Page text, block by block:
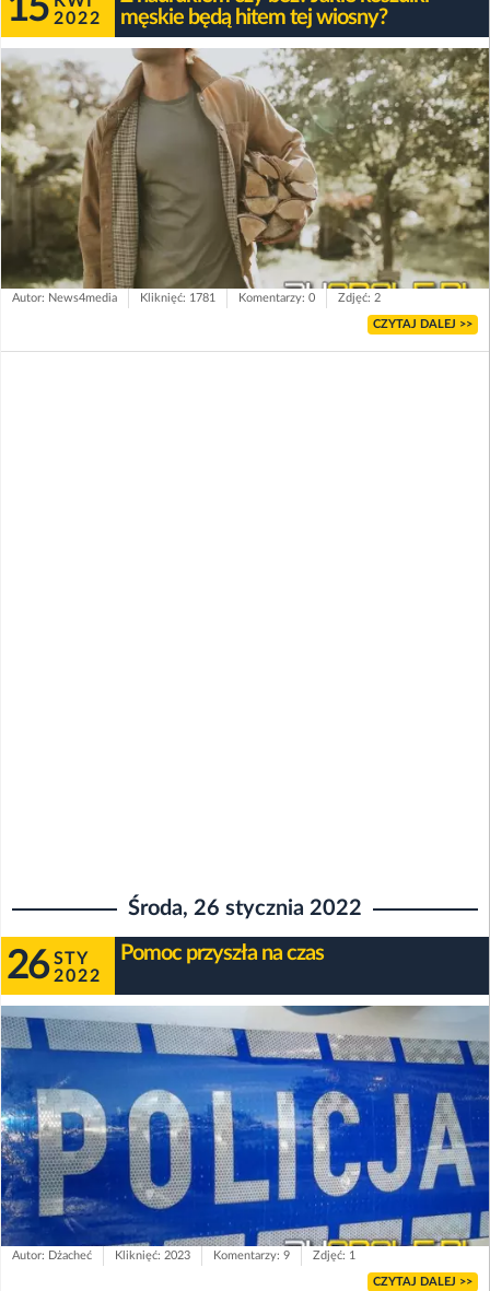
15 2022
męskie będą hitem tej wiosny?
Autor: News4media Kliknięć: 1781 Komentarzy: 0 Zdjęć: 2
CZYTAJ DALEJ >>
Środa, 26 stycznia 2022
26 STY
2022
Pomoc przyszła na czas
Autor: Dżacheć Kliknięć: 2023 Komentarzy: 9 Zdjęć: 1
CZYTAJ DALEJ >>